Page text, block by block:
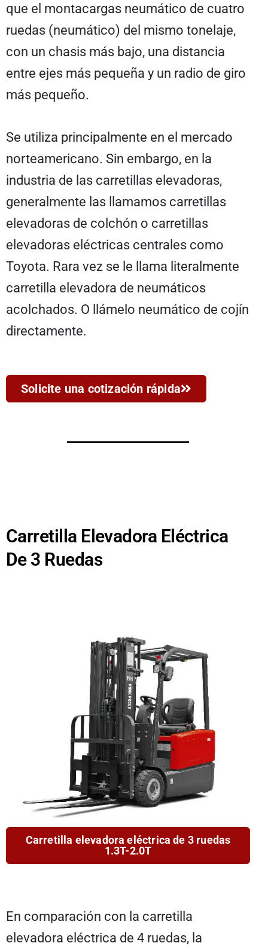
que el montacargas neumático de cuatro
ruedas (neumático) del mismo tonelaje,
con un chasis más bajo, una distancia
entre ejes más pequeña y un radio de giro
más pequeño.
Se utiliza principalmente en el mercado
norteamericano. Sin embargo, en la
industria de las carretillas elevadoras,
generalmente las llamamos carretillas
elevadoras de colchón o carretillas
elevadoras eléctricas centrales como
Toyota. Rara vez se le llama literalmente
carretilla elevadora de neumáticos
acolchados. O llámelo neumático de cojín
directamente.
Solicite una cotización rápida
Carretilla Elevadora Eléctrica
De 3 Ruedas
Carretilla elevadora eléctrica de 3 ruedas
1.3T-2.0T
En comparación con la carretilla
elevadora eléctrica de 4 ruedas, la